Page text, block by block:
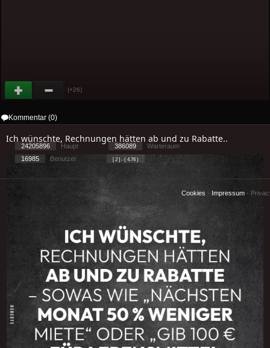
(+26)
Kommentar (0)
Ich wünschte, Rechnungen hätten ab und zu Rabatte..
24205896 Haupt 386089
Warteraum
16985
Benutzer [ 2 ] - ( 4.76 )
Cookies - Impressum -